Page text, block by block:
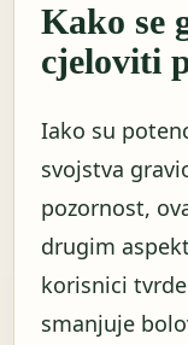
Kako se
cjeloviti
Iako su
svojstva
pozornost,
drugim
korisnici
smanjuje